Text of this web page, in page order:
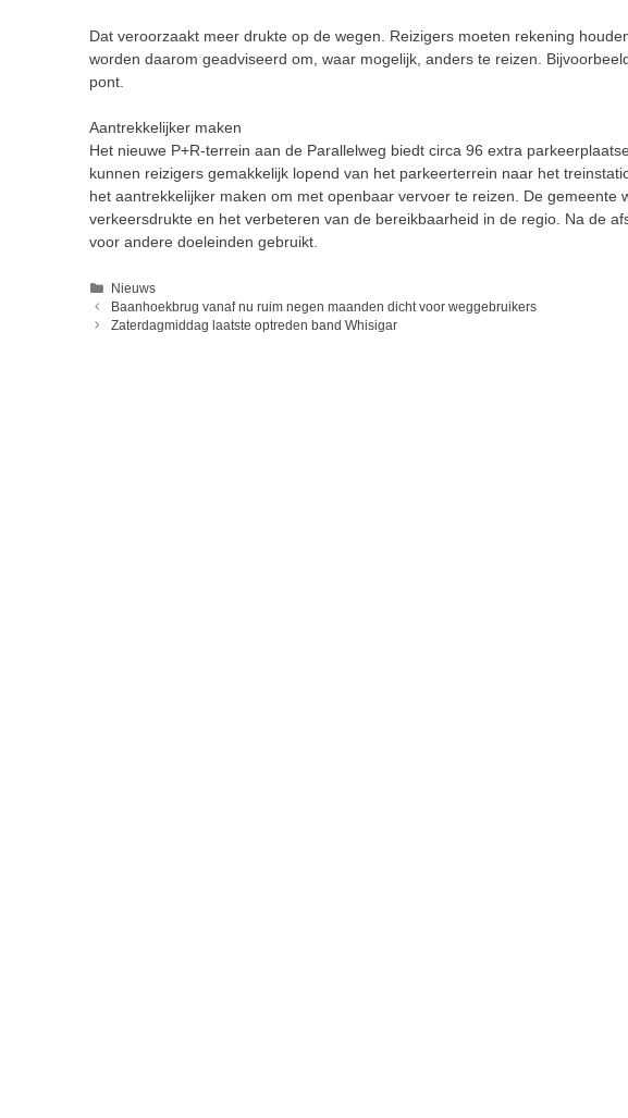
Dat veroorzaakt meer drukte op de wegen. Reizigers moeten rekening
worden daarom geadviseerd om, waar mogelijk, anders te reizen.
pont.
Aantrekkelijker maken
Het nieuwe P+R-terrein aan de Parallelweg biedt circa 96 extra
kunnen reizigers gemakkelijk lopend van het parkeerterrein naar het
het aantrekkelijker maken om met openbaar vervoer te reizen. De gemeente
verkeersdrukte en het verbeteren van de bereikbaarheid in de regio. Na de
voor andere doeleinden gebruikt.
Categorieën
Nieuws
Baanhoekbrug vanaf nu ruim negen maanden dicht voor weggebruikers
Zaterdagmiddag laatste optreden band Whisigar